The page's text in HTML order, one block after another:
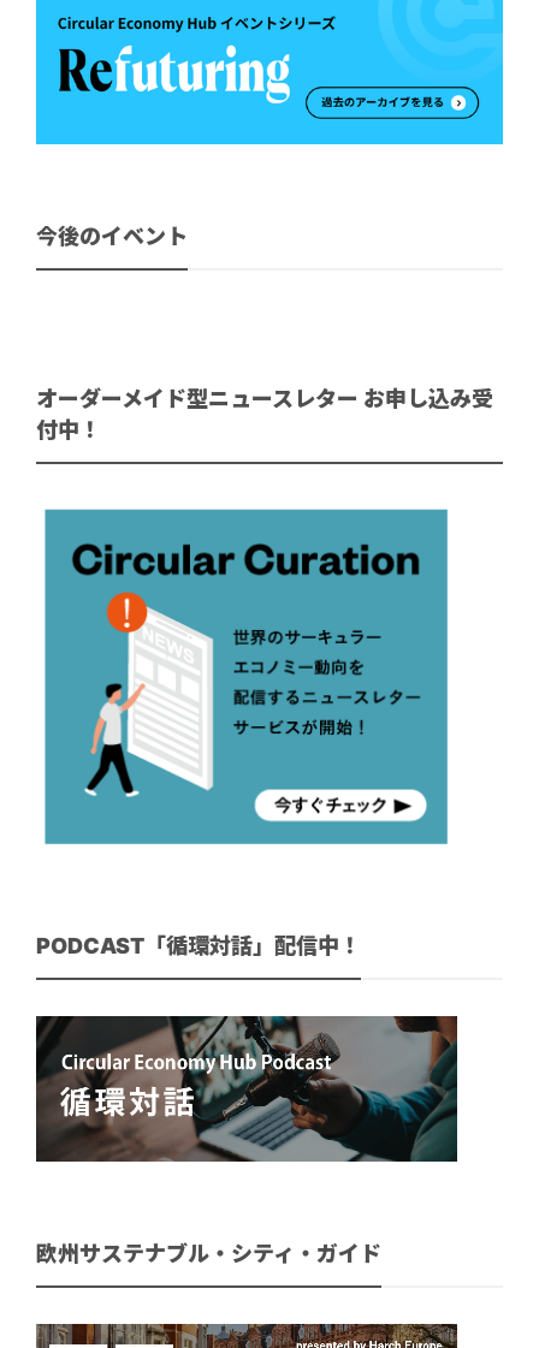
今後のイベント
オーダーメイド型ニュースレター お申し込み受
付中！
PODCAST「循環対話」配信中！
欧州サステナブル・シティ・ガイド